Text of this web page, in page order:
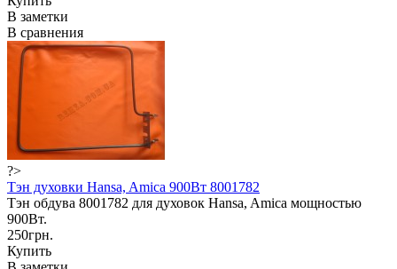
В заметки
В сравнения
?>
Тэн духовки Hansa, Amica 900Вт 8001782
Тэн обдува 8001782 для духовок Hansa, Amica мощностью
900Вт.
250грн.
Купить